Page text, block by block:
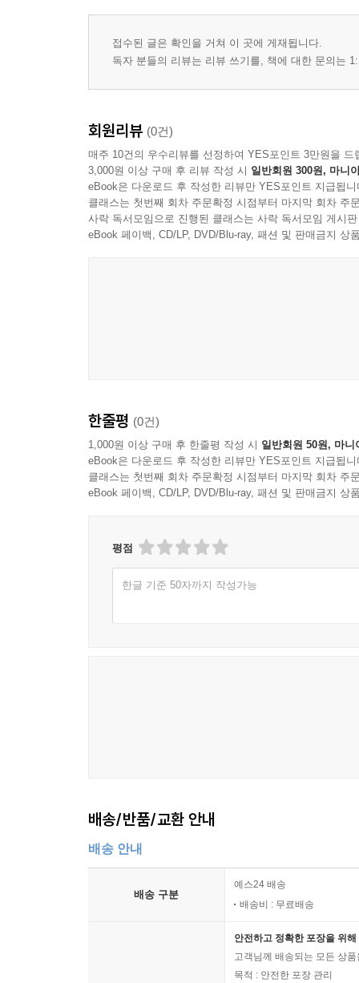
접수된 글은 확인을 거쳐 이 곳에 게재됩니다.
독자 분들의 리뷰는 리뷰 쓰기를, 책에 대한 문의는
회원리뷰 (0건)
매주 10건의 우수리뷰를 선정하여 YES포인트 3만원을 드
3,000원 이상 구매 후 리뷰 작성 시 일반회원 300원, 마니
eBook은 다운로드 후 작성한 리뷰만 YES포인트 지급됩니
클래스는 첫번째 회차 주문확정 시점부터 마지막 회차 주
사락 독서모임으로 진행된 클래스는 사락 독서모임 게시
eBook 페이백, CD/LP, DVD/Blu-ray, 패션 및 판매금지 상
한줄평 (0건)
1,000원 이상 구매 후 한줄평 작성 시 일반회원 50원, 마니
eBook은 다운로드 후 작성한 리뷰만 YES포인트 지급됩니
클래스는 첫번째 회차 주문확정 시점부터 마지막 회차 주
eBook 페이백, CD/LP, DVD/Blu-ray, 패션 및 판매금지 상
평점
한글 기준 50자까지 작성가능
배송/반품/교환 안내
배송 안내
배송 구분
예스24 배송
배송비 : 무료배송
안전하고 정확한 포장을 위
고객님께 배송되는 모든 상
목적 : 안전한 포장 관리